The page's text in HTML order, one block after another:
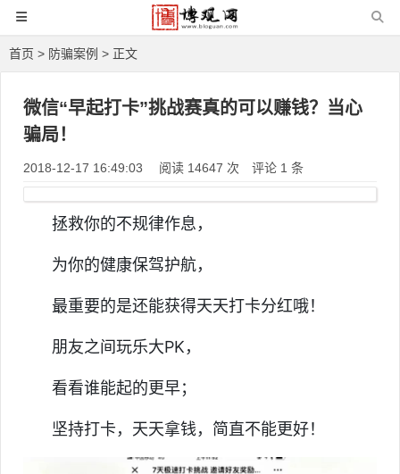
首页 > 防骗案例 > 正文
微信“早起打卡”挑战赛真的可以赚钱？当心
骗局！
2018-12-17 16:49:03 阅读 14647 次 评论 1 条
拯救你的不规律作息，
为你的健康保驾护航，
最重要的是还能获得天天打卡分红哦！
朋友之间玩乐大PK，
看看谁能起的更早；
坚持打卡，天天拿钱，简直不能更好！